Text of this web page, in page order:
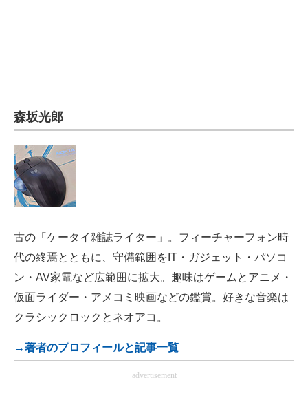
エネルギーの専門メディア
建設×テクノロジーの最前線
ちょっと気になるネットの話題
森坂光郎
古の「ケータイ雑誌ライター」。フィーチャーフォン時
代の終焉とともに、守備範囲をIT・ガジェット・パソコ
ン・AV家電など広範囲に拡大。趣味はゲームとアニメ・
仮面ライダー・アメコミ映画などの鑑賞。好きな音楽は
クラシックロックとネオアコ。
→著者のプロフィールと記事一覧
advertisement